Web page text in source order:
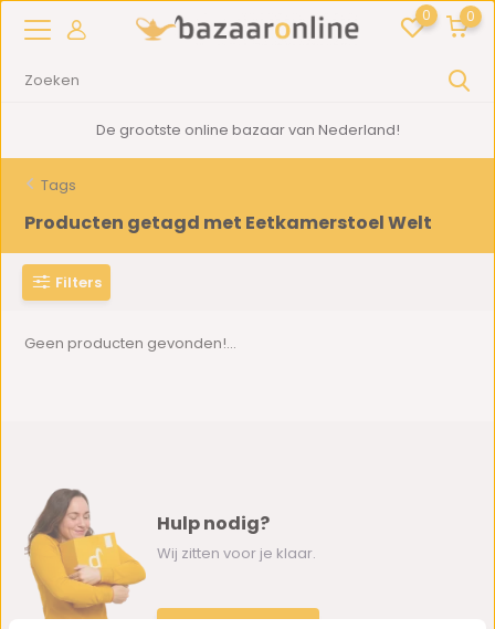
0 0
De grootste online bazaar van Nederland!
Tags
Producten getagd met Eetkamerstoel Welt
Filters
Geen producten gevonden!...
Hulp nodig?
Wij zitten voor je klaar.